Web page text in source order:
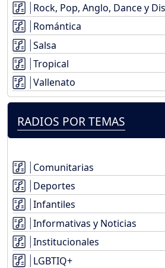
Rock, Pop, Anglo, Dance y
Romántica
Salsa
Tropical
Vallenato
RADIOS POR TEMAS
Comunitarias
Deportes
Infantiles
Informativas y Noticias
Institucionales
LGBTIQ+